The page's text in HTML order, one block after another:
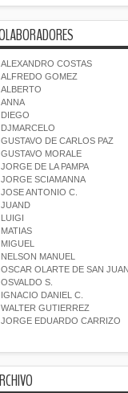
ALEXANDRO COSTAS
ALFREDO GOMEZ
ALBERTO
ANNA
DIEGO
DJMARCELO
GUSTAVO DE CARLOS PAZ
GUSTAVO MORALE
JORGE DE LA PAMPA
JORGE SCIAMANNA
JOSE ANTONIO C.
JUAND
LUIGI
MATIAS
MIGUEL
NELSON MANUEL
OSCAR OLARTE DE SAN JUAN
OSVALDO S.
IGNACIO DANIEL C.
WALTER GUTIERREZ
JORGE EDUARDO CARRIZO